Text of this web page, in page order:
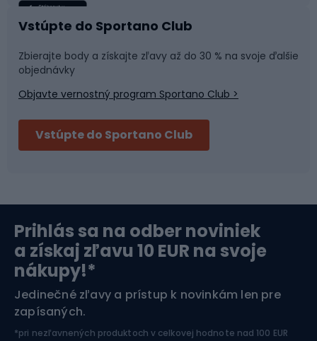
Rybolov
Športová medicína
Bushcraft
Bikepacking
Orientačný beh
Plávanie
Tímové športy
Fitness a posilňovňa
Cyklistické prilby
Lyžovanie
Športová elektronika
Jazdectvo
Vstúpte do Sportano Club
Zbierajte body a získajte zľavy až do 30 % na svoje ďalšie
objednávky
Objavte vernostný program Sportano Club >
Vstúpte do Sportano Club
Prihlás sa na odber noviniek
a získaj zľavu 10 EUR na svoje
nákupy!*
Jedinečné zľavy a prístup k novinkám len pre
zapísaných.
*pri nezľavnených produktoch v celkovej hodnote nad 100 EUR